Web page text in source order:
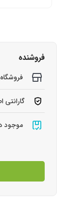
فروشنده
فروشگاه
موجود